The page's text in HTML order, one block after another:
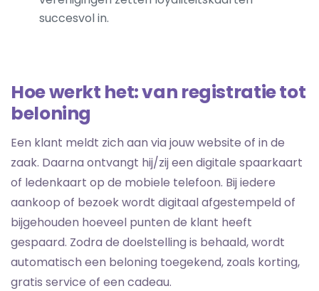
succesvol in.
Hoe werkt het: van registratie tot
beloning
Een klant meldt zich aan via jouw website of in de
zaak. Daarna ontvangt hij/zij een digitale spaarkaart
of ledenkaart op de mobiele telefoon. Bij iedere
aankoop of bezoek wordt digitaal afgestempeld of
bijgehouden hoeveel punten de klant heeft
gespaard. Zodra de doelstelling is behaald, wordt
automatisch een beloning toegekend, zoals korting,
gratis service of een cadeau.